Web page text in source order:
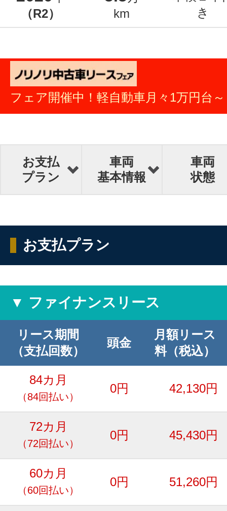
（R2）
km
き
フェア開催中！軽自動車月々1万円台～
お支払
プラン
車両
基本情報
車両
状態
お支払プラン
▼ ファイナンスリース
リース期間
（支払回数）
頭金
月額リース
料（税込）
84カ月
（84回払い）
0円 42,130円
72カ月
（72回払い）
0円 45,430円
60カ月
（60回払い）
0円 51,260円